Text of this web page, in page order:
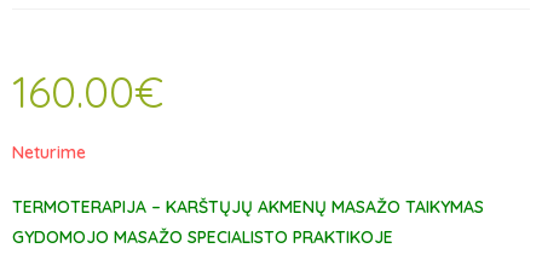
160.00€
Neturime
TERMOTERAPIJA – KARŠTŲJŲ AKMENŲ MASAŽO TAIKYMAS
GYDOMOJO MASAŽO SPECIALISTO PRAKTIKOJE